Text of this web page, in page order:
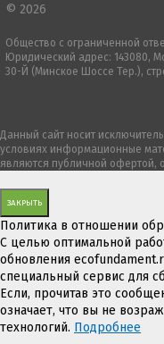
Общество с ограниченной
Юридический адрес: 143080,
30-Й (Минское Шоссе Тер.),
© 2026
Данный сайт носит
условиях информационные
являются публичной офертой,
ЗАКРЫТЬ
Политика в отношении
С целью оптимальной
обновления
специальный сервис для
Если, прочитав это
означает, что вы не
технологий. Подробнее